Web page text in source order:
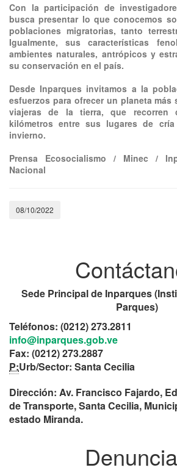
Con la participación de
busca presentar lo que conocemos
poblaciones migratorias, tanto
Igualmente, sus características
ambientes naturales, antrópicos y
su conservación en el país.
Desde Inparques invitamos a la
esfuerzos para ofrecer un planeta más
viajeras de la tierra, que recorren
kilómetros entre sus lugares de
invierno.
Prensa Ecosocialismo / Minec /
Nacional
08/10/2022
Sede Principal de Inparques
Parques)
Teléfonos: (0212) 273.2811
info@inparques.gob.ve
Fax: (0212) 273.2887
P:Urb/Sector: Santa Cecilia
Dirección: Av. Francisco Fajardo,
de Transporte, Santa Cecilia,
estado Miranda.